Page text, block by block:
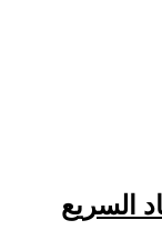
السريع